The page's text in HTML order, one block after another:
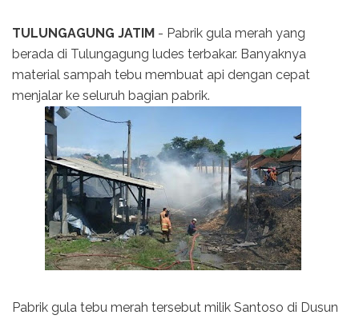
TULUNGAGUNG JATIM - Pabrik gula merah yang
berada di Tulungagung ludes terbakar. Banyaknya
material sampah tebu membuat api dengan cepat
menjalar ke seluruh bagian pabrik.
Pabrik gula tebu merah tersebut milik Santoso di Dusun